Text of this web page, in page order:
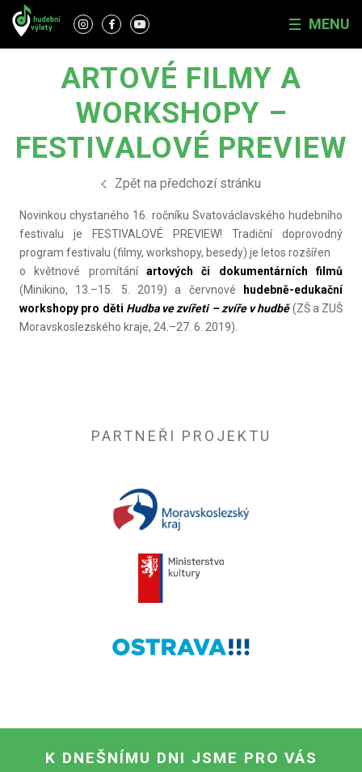
MENU
ARTOVÉ FILMY A
WORKSHOPY –
FESTIVALOVÉ PREVIEW
Zpět na předchozí stránku
Novinkou chystaného 16. ročníku Svatováclavského hudebního
festivalu je FESTIVALOVÉ PREVIEW! Tradiční doprovodný
program festivalu (filmy, workshopy, besedy) je letos rozšířen
o květnové promítání artových či dokumentárních filmů
(Minikino, 13.–15. 5. 2019) a červnové
hudebně-edukační
workshopy pro děti Hudba ve zvířeti – zvíře v hudbě(ZŠ a ZUŠ
Moravskoslezského kraje, 24.–27. 6. 2019).
PARTNEŘI PROJEKTU
K DNEŠNÍMU DNI JSME PRO VÁS